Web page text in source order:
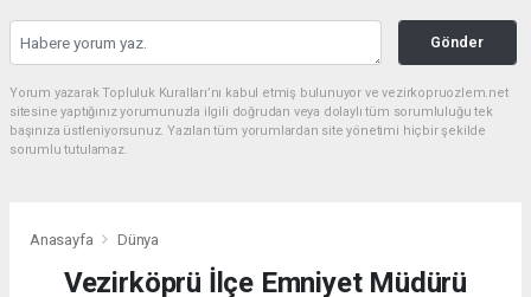
Gönder
Yorum yazarak Topluluk Kuralları’nı kabul etmiş bulunuyor ve vezirkopruozlem.net
sitesine yaptığınız yorumunuzla ilgili doğrudan veya dolaylı tüm sorumluluğu tek
başınıza üstleniyorsunuz. Yazılan tüm yorumlardan site yönetimi hiçbir şekilde
sorumlu tutulamaz.
Anasayfa Dünya
Vezirköprü İlçe Emniyet Müdürü